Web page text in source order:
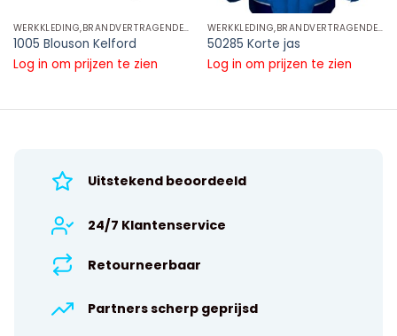
WERKKLEDING,BRANDVERTRAGENDE REFLECTIE KLEDING,BRANDVERTRAGENDE REFLECTIE JASSEN
1005 Blouson Kelford
Log in om prijzen te zien
WERKKLEDING,BRANDVERTRAGENDE REFLECTIE KLEDING,BRANDVERTRAGENDE REFLECTIE JASSEN
50285 Korte jas
Log in om prijzen te zien
Uitstekend beoordeeld
24/7 Klantenservice
Retourneerbaar
Partners scherp geprijsd